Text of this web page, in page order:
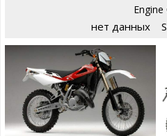
Engine
нет данных